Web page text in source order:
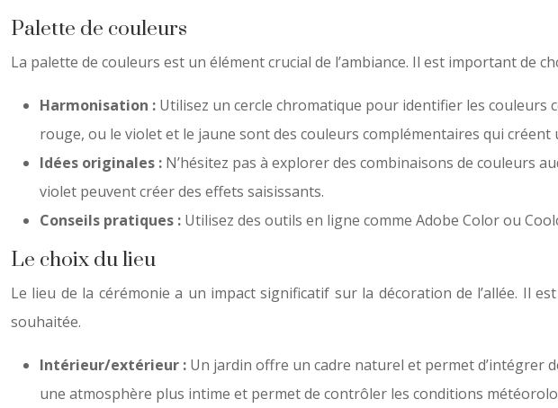
Palette de couleurs
La palette de couleurs est un élément crucial de l’ambiance. Il est important de
Harmonisation : Utilisez un cercle chromatique pour identifier les couleurs
rouge, ou le violet et le jaune sont des couleurs complémentaires qui créent
Idées originales : N’hésitez pas à explorer des combinaisons de couleurs
violet peuvent créer des effets saisissants.
Conseils pratiques : Utilisez des outils en ligne comme Adobe Color ou
Le choix du lieu
Le lieu de la cérémonie a un impact significatif sur la décoration de l’allée. Il
souhaitée.
Intérieur/extérieur : Un jardin offre un cadre naturel et permet d’intégrer
une atmosphère plus intime et permet de contrôler les conditions